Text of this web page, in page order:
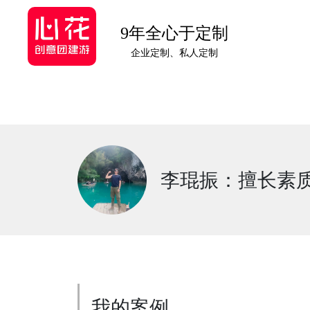
9年全心于定制
企业定制、私人定制
李琨振：擅长素